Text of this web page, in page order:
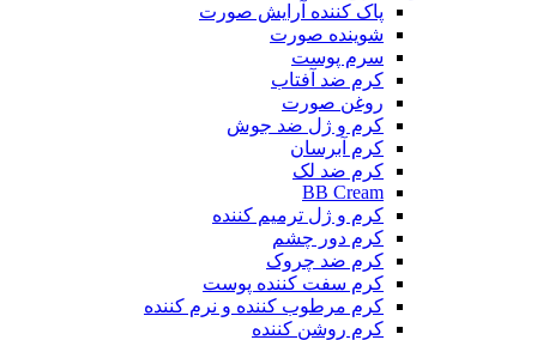
پاک کننده آرایش صورت
شوینده صورت
سرم پوست
کرم ضد آفتاب
روغن صورت
کرم و ژل ضد جوش
کرم آبرسان
کرم ضد لک
BB Cream
کرم و ژل ترمیم کننده
کرم دور چشم
کرم ضد چروک
کرم سفت کننده پوست
کرم مرطوب کننده و نرم کننده
کرم روشن کننده